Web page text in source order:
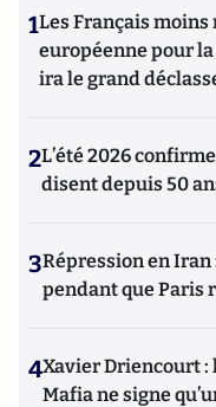
1Les Français
européenne pour
ira le grand
2L’été 2026
disent depuis 50
3Répression en Iran
pendant que Paris
4Xavier Driencourt :
Mafia ne signe